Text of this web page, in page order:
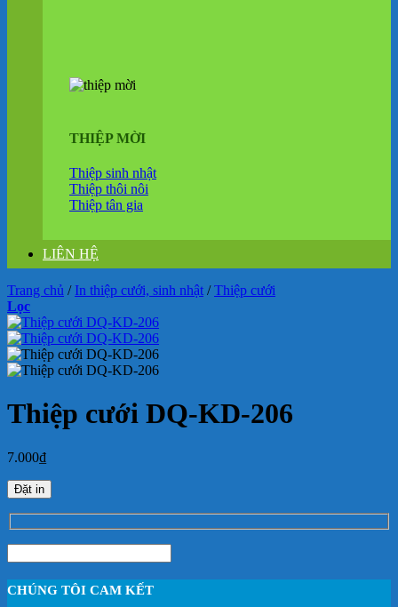
THIỆP MỜI
Thiệp sinh nhật
Thiệp thôi nôi
Thiệp tân gia
LIÊN HỆ
Trang chủ / In thiệp cưới, sinh nhật / Thiệp cưới
Lọc
Thiệp cưới DQ-KD-206
7.000₫
Đặt in
CHÚNG TÔI CAM KẾT